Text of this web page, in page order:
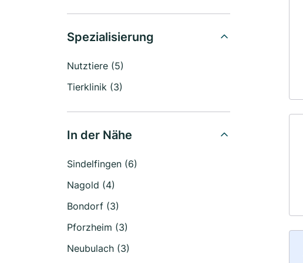
Spezialisierung
Nutztiere (5)
Tierklinik (3)
In der Nähe
Sindelfingen (6)
Nagold (4)
Bondorf (3)
Pforzheim (3)
Neubulach (3)